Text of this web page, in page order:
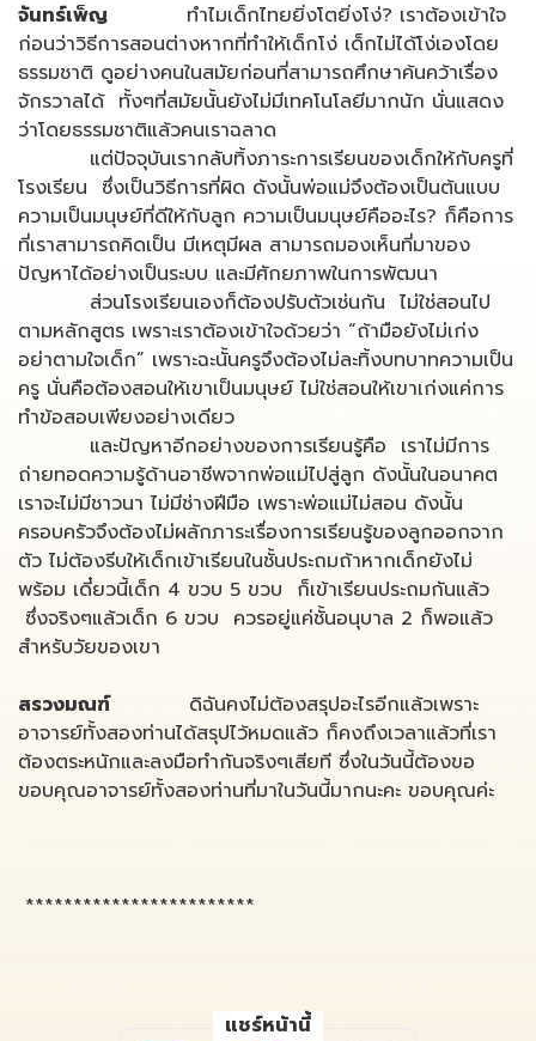
จันทร์เพ็ญ
ทำไมเด็กไทยยิ่งโตยิ่งโง่? เราต้องเข้าใจ
ก่อนว่าวิธีการสอนต่างหากที่ทำให้เด็กโง่ เด็กไม่ได้โง่เองโดย
ธรรมชาติ ดูอย่างคนในสมัยก่อนที่สามารถศึกษาค้นคว้าเรื่อง
จักรวาลได้ ทั้งๆที่สมัยนั้นยังไม่มีเทคโนโลยีมากนัก นั่นแสดง
ว่าโดยธรรมชาติแล้วคนเราฉลาด
แต่ปัจจุบันเรากลับทิ้งภาระการเรียนของเด็กให้กับครูที่
โรงเรียน ซึ่งเป็นวิธีการที่ผิด ดังนั้นพ่อแม่จึงต้องเป็นต้นแบบ
ความเป็นมนุษย์ที่ดีให้กับลูก ความเป็นมนุษย์คืออะไร? ก็คือการ
ที่เราสามารถคิดเป็น มีเหตุมีผล สามารถมองเห็นที่มาของ
ปัญหาได้อย่างเป็นระบบ และมีศักยภาพในการพัฒนา
ส่วนโรงเรียนเองก็ต้องปรับตัวเช่นกัน ไม่ใช่สอนไป
ตามหลักสูตร เพราะเราต้องเข้าใจด้วยว่า “ถ้ามือยังไม่เก่ง
อย่าตามใจเด็ก” เพราะฉะนั้นครูจึงต้องไม่ละทิ้งบทบาทความเป็น
ครู นั่นคือต้องสอนให้เขาเป็นมนุษย์ ไม่ใช่สอนให้เขาเก่งแค่การ
ทำข้อสอบเพียงอย่างเดียว
และปัญหาอีกอย่างของการเรียนรู้คือ เราไม่มีการ
ถ่ายทอดความรู้ด้านอาชีพจากพ่อแม่ไปสู่ลูก ดังนั้นในอนาคต
เราจะไม่มีชาวนา ไม่มีช่างฝีมือ เพราะพ่อแม่ไม่สอน ดังนั้น
ครอบครัวจึงต้องไม่ผลักภาระเรื่องการเรียนรู้ของลูกออกจาก
ตัว ไม่ต้องรีบให้เด็กเข้าเรียนในชั้นประถมถ้าหากเด็กยังไม่
พร้อม เดี๋ยวนี้เด็ก 4 ขวบ 5 ขวบ ก็เข้าเรียนประถมกันแล้ว
ซึ่งจริงๆแล้วเด็ก 6 ขวบ ควรอยู่แค่ชั้นอนุบาล 2 ก็พอแล้ว
สำหรับวัยของเขา
สรวงมณฑ์
ดิฉันคงไม่ต้องสรุปอะไรอีกแล้วเพราะ
อาจารย์ทั้งสองท่านได้สรุปไว้หมดแล้ว ก็คงถึงเวลาแล้วที่เรา
ต้องตระหนักและลงมือทำกันจริงๆเสียที ซึ่งในวันนี้ต้องขอ
ขอบคุณอาจารย์ทั้งสองท่านที่มาในวันนี้มากนะคะ ขอบคุณค่ะ
************************
แชร์หน้านี้